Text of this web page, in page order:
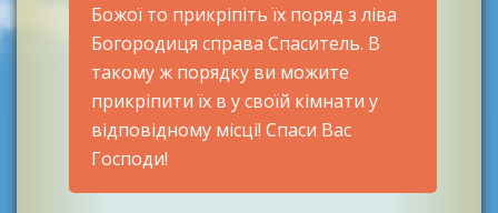
Божої то прикріпіть їх поряд з ліва
Богородиця справа Спаситель. В
такому ж порядку ви можите
прикріпити їх в у своїй кімнати у
відповідному місці! Спаси Вас
Господи!